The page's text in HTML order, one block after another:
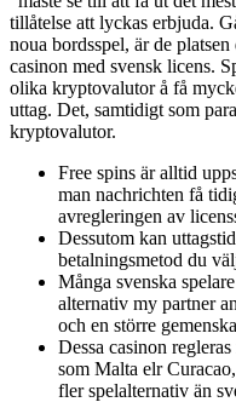
tillåtelse att lyckas erbjuda.
noua bordsspel, är de
casinon med svensk licens.
olika kryptovalutor å få
uttag. Det, samtidigt som
kryptovalutor.
Free spins är alltid
man nachrichten få
avregleringen av
Dessutom kan
betalningsmetod du
Många svenska
alternativ my partner
och en större
Dessa casinon
som Malta elr
fler spelalternativ än